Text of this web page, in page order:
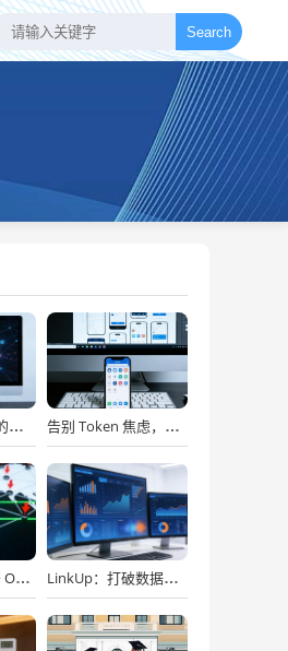
Search
还在为服务器上的问题烦恼？有了智能终端，我再也不怕了！ 告别 Token 焦虑，让 AI Agent 24 小时为你打工
在 CNB 平台部署 OpenClaw，API Key 免费用，30秒搞定！ LinkUp：打破数据孤岛，新一代轻量级企业级数据集成平台深度解析